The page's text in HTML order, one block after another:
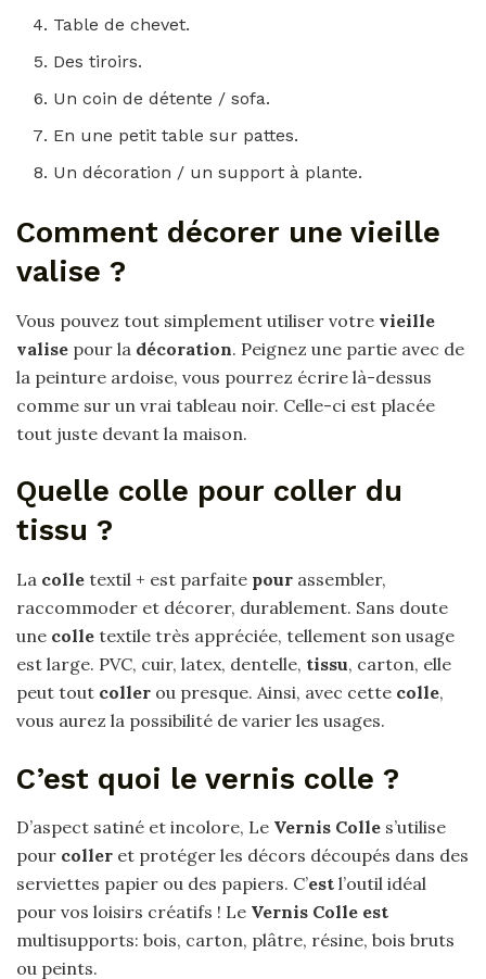
Table de chevet.
Des tiroirs.
Un coin de détente / sofa.
En une petit table sur pattes.
Un décoration / un support à plante.
Comment décorer une vieille
valise ?
Vous pouvez tout simplement utiliser votre vieille
valise pour la décoration. Peignez une partie avec de
la peinture ardoise, vous pourrez écrire là-dessus
comme sur un vrai tableau noir. Celle-ci est placée
tout juste devant la maison.
Quelle colle pour coller du
tissu ?
La colle textil + est parfaite pour assembler,
raccommoder et décorer, durablement. Sans doute
une colle textile très appréciée, tellement son usage
est large. PVC, cuir, latex, dentelle, tissu, carton, elle
peut tout coller ou presque. Ainsi, avec cette colle,
vous aurez la possibilité de varier les usages.
C’est quoi le vernis colle ?
D’aspect satiné et incolore, Le Vernis Colle s’utilise
pour coller et protéger les décors découpés dans des
serviettes papier ou des papiers. C’est l’outil idéal
pour vos loisirs créatifs ! Le Vernis Colle est
multisupports: bois, carton, plâtre, résine, bois bruts
ou peints.